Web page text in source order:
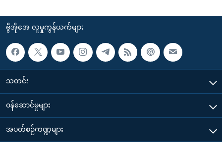
ဗွီအိုအေ လူမှုကွန်ယက်များ
သတင်း
၀န်ဆောင်မှုများ
အပတ်စဉ်ကဏ္ဍများ